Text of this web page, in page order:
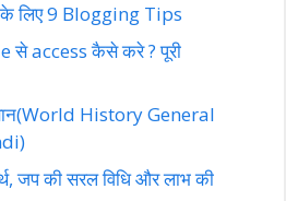
लिए 9 Blogging Tips
से access कैसे करे ? पूरी
ज्ञान(World History General
जप की सरल विधि और लाभ की